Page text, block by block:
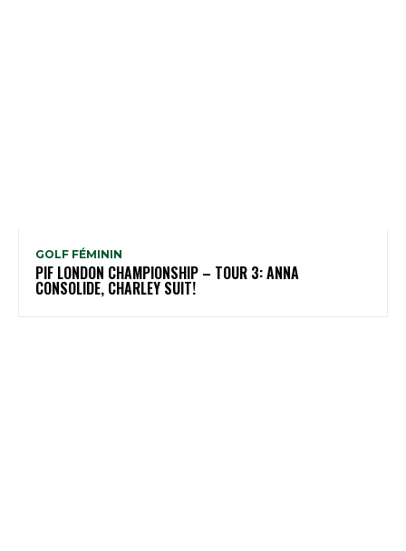
GOLF FÉMININ
PIF LONDON CHAMPIONSHIP – TOUR 3: ANNA
CONSOLIDE, CHARLEY SUIT!